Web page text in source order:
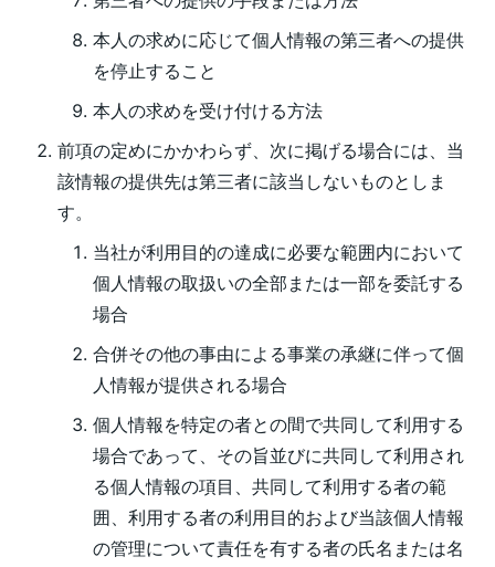
本人の求めに応じて個人情報の第三者への提供
を停止すること
本人の求めを受け付ける方法
前項の定めにかかわらず、次に掲げる場合には、当
該情報の提供先は第三者に該当しないものとしま
す。
当社が利用目的の達成に必要な範囲内において
個人情報の取扱いの全部または一部を委託する
場合
合併その他の事由による事業の承継に伴って個
人情報が提供される場合
個人情報を特定の者との間で共同して利用する
場合であって、その旨並びに共同して利用され
る個人情報の項目、共同して利用する者の範
囲、利用する者の利用目的および当該個人情報
の管理について責任を有する者の氏名または名